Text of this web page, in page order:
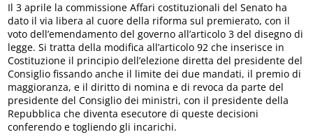
Il 3 aprile la commissione Affari costituzionali del Senato ha
dato il via libera al cuore della riforma sul premierato, con il
voto dell’emendamento del governo all’articolo 3 del disegno di
legge. Si tratta della modifica all’articolo 92 che inserisce in
Costituzione il principio dell’elezione diretta del presidente del
Consiglio fissando anche il limite dei due mandati, il premio di
maggioranza, e il diritto di nomina e di revoca da parte del
presidente del Consiglio dei ministri, con il presidente della
Repubblica che diventa esecutore di queste decisioni
conferendo e togliendo gli incarichi.